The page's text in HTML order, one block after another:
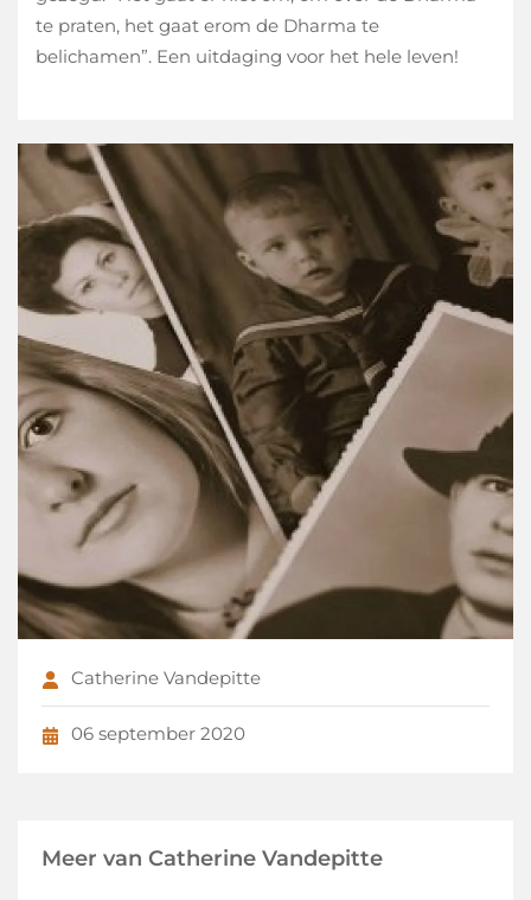
te praten, het gaat erom de Dharma te
belichamen”. Een uitdaging voor het hele leven!
Catherine Vandepitte
06 september 2020
Meer van Catherine Vandepitte